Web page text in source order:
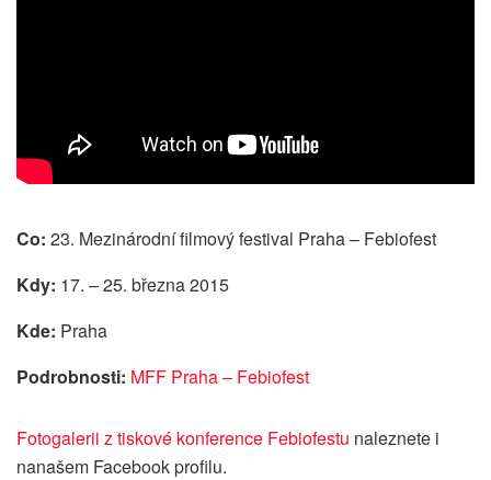
Co: 23. Mezinárodní filmový festival Praha – Febiofest
Kdy: 17. – 25. března 2015
Kde: Praha
Podrobnosti: MFF Praha – Febiofest
Fotogalerii z tiskové konference Febiofestu naleznete i
nanašem Facebook profilu.